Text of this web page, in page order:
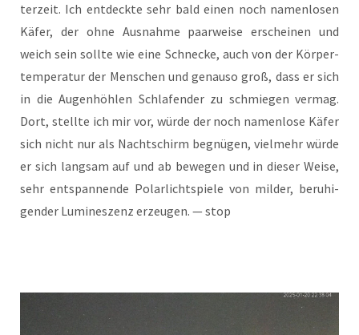
ter­zeit. Ich ent­deck­te sehr bald einen noch namen­lo­sen
Käfer, der ohne Aus­nah­me paar­wei­se erschei­nen und
weich sein soll­te wie eine Schne­cke, auch von der Kör­per­
tem­pe­ra­tur der Men­schen und genau­so groß, dass er sich
in die Augen­höh­len Schla­fen­der zu schmie­gen ver­mag.
Dort, stell­te ich mir vor, wür­de der noch namen­lo­se Käfer
sich nicht nur als Nacht­schirm begnü­gen, viel­mehr wür­de
er sich lang­sam auf und ab bewe­gen und in die­ser Wei­se,
sehr ent­span­nen­de Polar­licht­spie­le von mil­der, beru­hi­
gen­der Lumi­nes­zenz erzeu­gen. — stop
Player